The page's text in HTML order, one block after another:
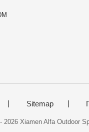
Sitemap
2026 Xiamen Alfa Outdoor